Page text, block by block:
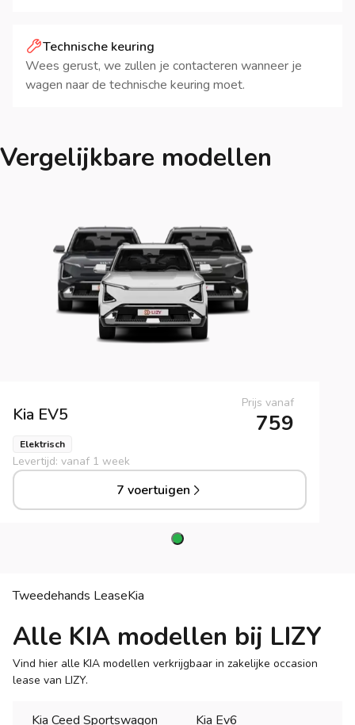
Vergelijkbare modellen
Kia EV5
Prijs vanaf
759
Elektrisch
Levertijd: vanaf 1 week
7 voertuigen
Tweedehands LeaseKia
Alle KIA modellen bij LIZY
Vind hier alle KIA modellen verkrijgbaar in zakelijke occasion
lease van LIZY.
Kia Ceed Sportswagon Kia Ev6
Technische keuring
Wees gerust, we zullen je contacteren wanneer je
wagen naar de technische keuring moet.